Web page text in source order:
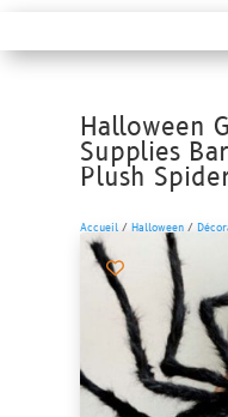
Halloween
Supplies
Plush
Accueil /Halloween /
Supplies Bar Decoration